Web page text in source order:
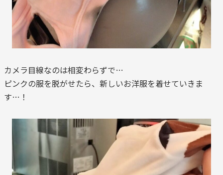
カメラ目線なのは相変わらずで…
ピンクの服を脱がせたら、新しいお洋服を着せていきま
す…！